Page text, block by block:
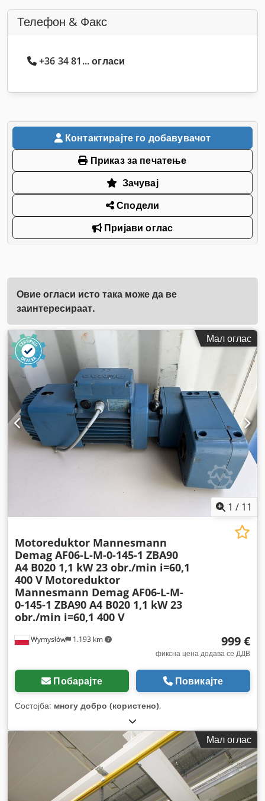
Телефон & Факс
+36 34 81... огласи
Контактирајте го добавувачот
Приказ за печатење
Зачувај
Сподели
Пријави оглас
Овие огласи исто така може да ве
заинтересираат.
Мал оглас
1 / 11
Wymysłów 1.193 km
Motoreduktor Mannesmann
Demag AF06-L-M-0-145-1 ZBA90
A4 B020 1,1 kW 23 obr./min i=60,1
400 V Motoreduktor
Mannesmann Demag AF06-L-M-
0-145-1 ZBA90 A4 B020 1,1 kW 23
obr./min i=60,1 400 V
999 €
фиксна цена додава се ДДВ
Побарајте Повикајте
Состојба: многу добро (користено),
Мал оглас